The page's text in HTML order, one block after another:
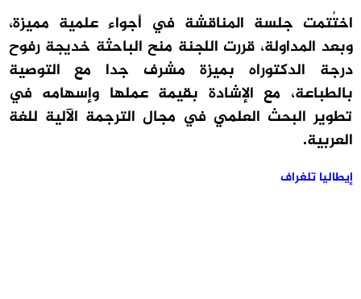
اختُتمت جلسة المناقشة في أجواء علمية مميزة،
وبعد المداولة، قررت اللجنة منح الباحثة خديجة رفوح
درجة الدكتوراه بميزة مشرف جدا مع التوصية
بالطباعة، مع الإشادة بقيمة عملها وإسهامه في
تطوير البحث العلمي في مجال الترجمة الآلية للغة
العربية.
إيطاليا تلغراف